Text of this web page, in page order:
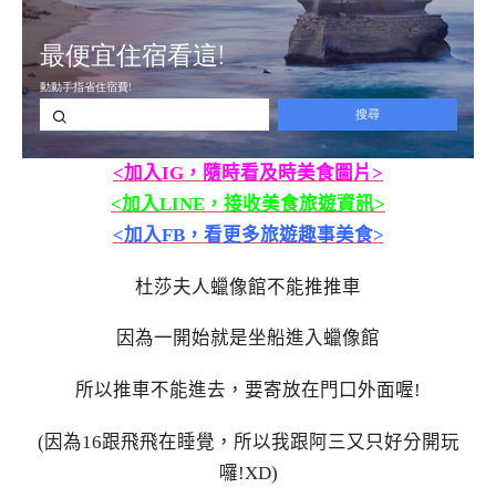
<加入IG，隨時看及時美食圖片>
<加入LINE，接收美食旅遊資訊>
<加入FB，看更多旅遊趣事美食>
杜莎夫人蠟像館不能推推車
因為一開始就是坐船進入蠟像館
所以推車不能進去，要寄放在門口外面喔!
(因為16跟飛飛在睡覺，所以我跟阿三又只好分開玩
囉!XD)